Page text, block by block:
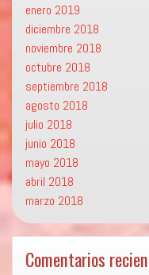
enero 2019
diciembre 2018
noviembre 2018
octubre 2018
septiembre 2018
agosto 2018
julio 2018
junio 2018
mayo 2018
abril 2018
marzo 2018
Comentarios